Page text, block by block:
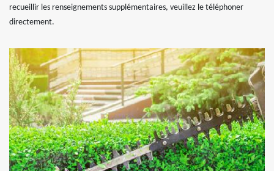
recueillir les renseignements supplémentaires, veuillez le téléphoner
directement.